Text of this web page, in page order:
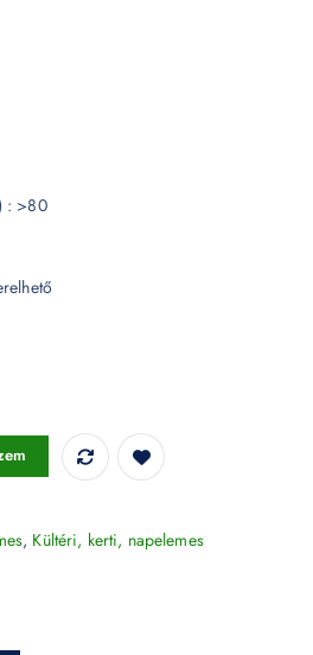
: >80
világítással, tartórúddal 4000K - 5502
, Kültéri, kerti, napelemes